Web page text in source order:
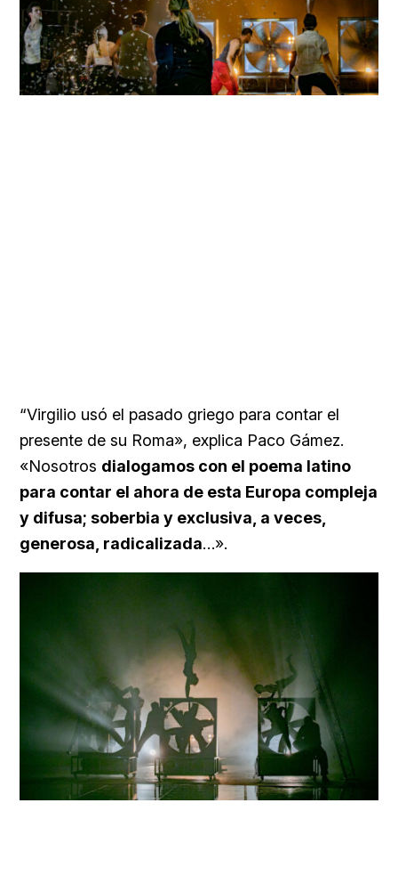
“Virgilio usó el pasado griego para contar el
presente de su Roma», explica Paco Gámez.
«Nosotros dialogamos con el poema latino
para contar el ahora de esta Europa compleja
y difusa; soberbia y exclusiva, a veces,
generosa, radicalizada…».